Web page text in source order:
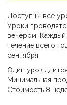
Доступны все
Уроки
вечером. Каждый
течение всего
сентября.
Один урок
Минимальная
Стоимость 8